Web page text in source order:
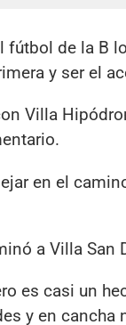
de la B
y ser el
Villa
en el
a Villa San
es casi un
y en cancha